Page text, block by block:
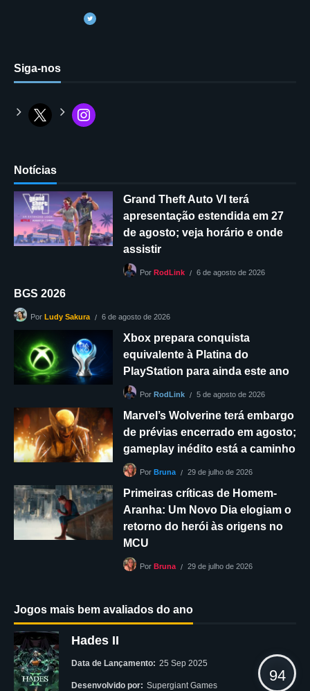
Siga-nos
Notícias
Grand Theft Auto VI terá
apresentação estendida em 27
de agosto; veja horário e onde
assistir
Por RodLink 6 de agosto de 2026
BGS 2026
Por Ludy Sakura 6 de agosto de 2026
Xbox prepara conquista
equivalente à Platina do
PlayStation para ainda este ano
Por RodLink 5 de agosto de 2026
Marvel’s Wolverine terá embargo
de prévias encerrado em agosto;
gameplay inédito está a caminho
Por Bruna 29 de julho de 2026
Primeiras críticas de Homem-
Aranha: Um Novo Dia elogiam o
retorno do herói às origens no
MCU
Por Bruna 29 de julho de 2026
Jogos mais bem avaliados do ano
Hades II
Data de Lançamento: 25 Sep 2025
Desenvolvido por: Supergiant Games
94